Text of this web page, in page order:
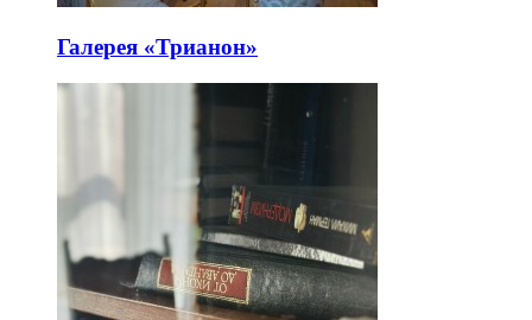
Галерея «Трианон»